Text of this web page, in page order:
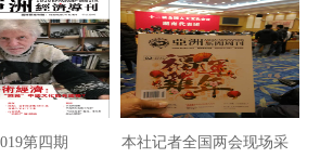
第四期 本社记者全国两会现场采